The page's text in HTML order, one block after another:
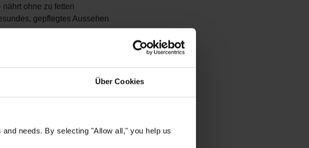
Über Cookies
needs. By selecting "Allow all," you help us
nährt ohne zu fetten
gepflegtes Aussehen